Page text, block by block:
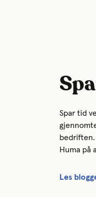
Spar tid
Huma på
Les